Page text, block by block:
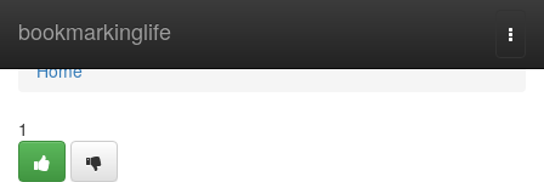
bookmarkinglife
Home
Home
1